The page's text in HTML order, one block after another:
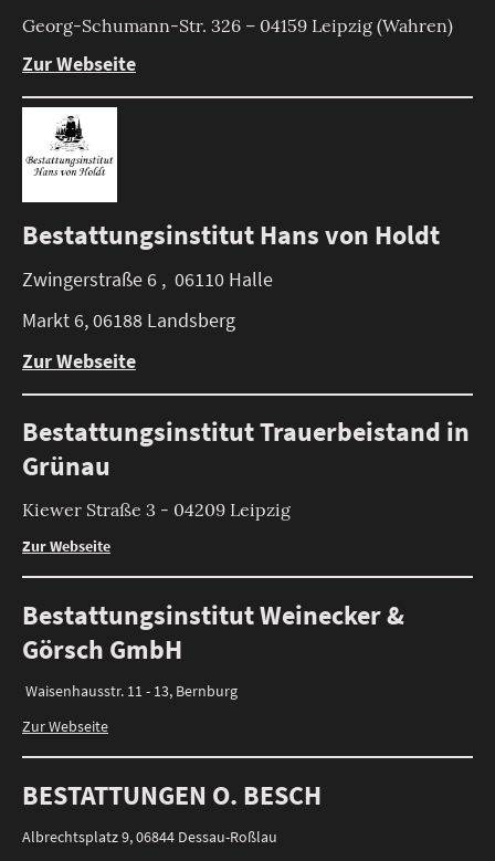
Georg-Schumann-Str. 326 – 04159 Leipzig (Wahren)
Zur Webseite
Bestattungsinstitut Hans von Holdt
Zwingerstraße 6 , 06110 Halle
Markt 6, 06188 Landsberg
Zur Webseite
Bestattungsinstitut Trauerbeistand in
Grünau
Kiewer Straße 3 - 04209 Leipzig
Zur Webseite
Bestattungsinstitut Weinecker &
Görsch GmbH
Waisenhausstr. 11 - 13, Bernburg
Zur Webseite
BESTATTUNGEN O. BESCH
Albrechtsplatz 9, 06844 Dessau-Roßlau